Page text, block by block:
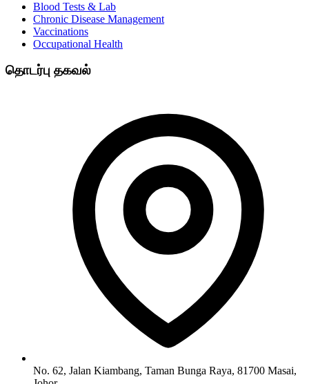
Blood Tests & Lab
Chronic Disease Management
Vaccinations
Occupational Health
தொடர்பு தகவல்
No. 62, Jalan Kiambang, Taman Bunga Raya, 81700 Masai,